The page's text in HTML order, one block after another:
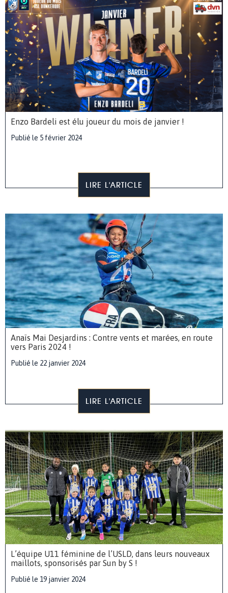
Enzo Bardeli est élu joueur du mois de janvier !
Publié le 5 février 2024
LIRE L'ARTICLE
Anaïs Mai Desjardins : Contre vents et marées, en route
vers Paris 2024 !
Publié le 22 janvier 2024
LIRE L'ARTICLE
L’équipe U11 féminine de l’USLD, dans leurs nouveaux
maillots, sponsorisés par Sun by S !
Publié le 19 janvier 2024